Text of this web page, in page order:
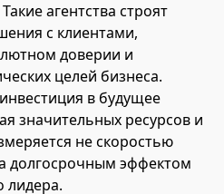
агентства строят
с клиентами,
доверии и
целей бизнеса.
в будущее
значительных ресурсов и
не скоростью
долгосрочным эффектом
лидера.